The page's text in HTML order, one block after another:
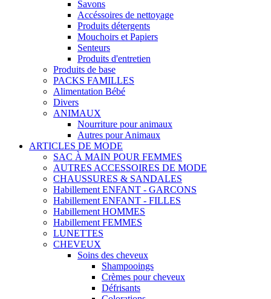
Savons
Accéssoires de nettoyage
Produits détergents
Mouchoirs et Papiers
Senteurs
Produits d'entretien
Produits de base
PACKS FAMILLES
Alimentation Bébé
Divers
ANIMAUX
Nourriture pour animaux
Autres pour Animaux
ARTICLES DE MODE
SAC À MAIN POUR FEMMES
AUTRES ACCESSOIRES DE MODE
CHAUSSURES & SANDALES
Habillement ENFANT - GARCONS
Habillement ENFANT - FILLES
Habillement HOMMES
Habillement FEMMES
LUNETTES
CHEVEUX
Soins des cheveux
Shampooings
Crèmes pour cheveux
Défrisants